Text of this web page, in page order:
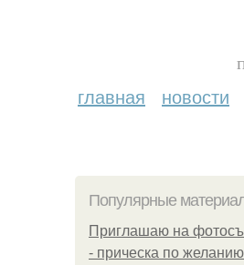
главная новости
Популярные
Приглашаю на
- прическа по